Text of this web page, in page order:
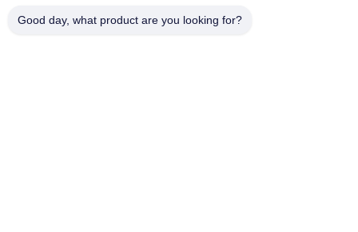
Good day, what product are you looking for?